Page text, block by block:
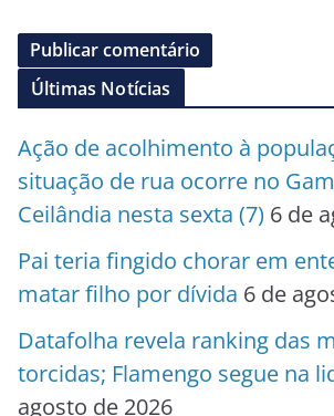
Últimas Notícias
Ação de acolhimento à
situação de rua ocorre no
Ceilândia nesta sexta (7) 6 de
Pai teria fingido chorar em
matar filho por dívida 6 de
Datafolha revela ranking das
torcidas; Flamengo segue na
agosto de 2026